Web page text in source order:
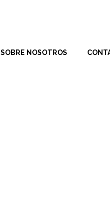
SOBRE NOSOTROS